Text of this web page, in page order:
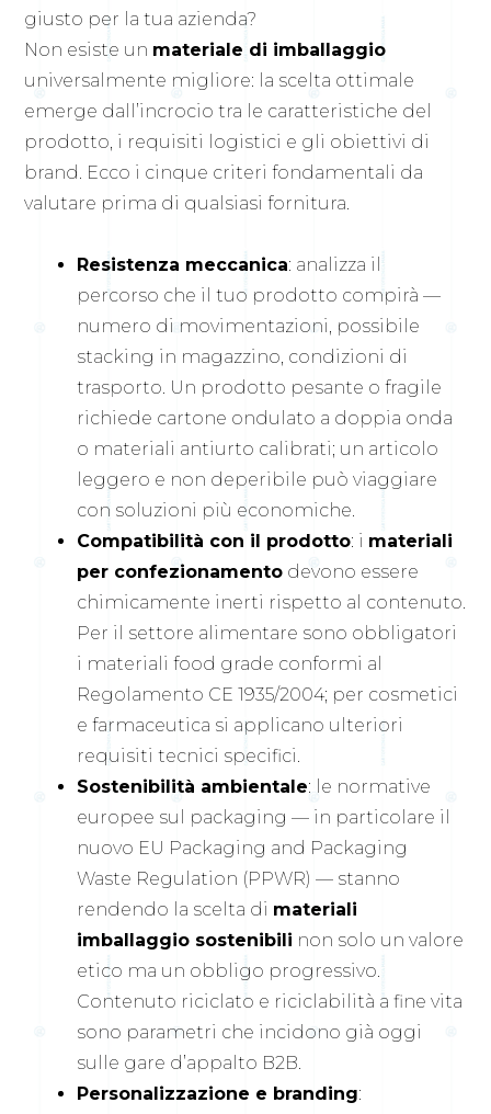
giusto per la tua azienda?
Non esiste un materiale di imballaggio
universalmente migliore: la scelta ottimale
emerge dall’incrocio tra le caratteristiche del
prodotto, i requisiti logistici e gli obiettivi di
brand. Ecco i cinque criteri fondamentali da
valutare prima di qualsiasi fornitura.
Resistenza meccanica: analizza il
percorso che il tuo prodotto compirà —
numero di movimentazioni, possibile
stacking in magazzino, condizioni di
trasporto. Un prodotto pesante o fragile
richiede cartone ondulato a doppia onda
o materiali antiurto calibrati; un articolo
leggero e non deperibile può viaggiare
con soluzioni più economiche.
Compatibilità con il prodotto: i materiali
per confezionamento devono essere
chimicamente inerti rispetto al contenuto.
Per il settore alimentare sono obbligatori
i materiali food grade conformi al
Regolamento CE 1935/2004; per cosmetici
e farmaceutica si applicano ulteriori
requisiti tecnici specifici.
Sostenibilità ambientale: le normative
europee sul packaging — in particolare il
nuovo EU Packaging and Packaging
Waste Regulation (PPWR) — stanno
rendendo la scelta di materiali
imballaggio sostenibili non solo un valore
etico ma un obbligo progressivo.
Contenuto riciclato e riciclabilità a fine vita
sono parametri che incidono già oggi
sulle gare d’appalto B2B.
Personalizzazione e branding: